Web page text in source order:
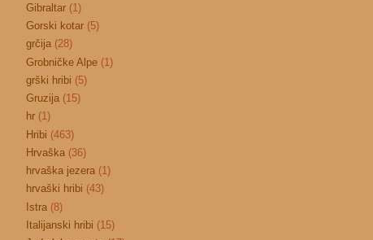
Gibraltar (1)
Gorski kotar (5)
grčija (28)
Grobničke Alpe (1)
grški hribi (5)
Gruzija (15)
hr (1)
Hribi (463)
Hrvaška (36)
hrvaška jezera (1)
hrvaški hribi (43)
Istra (8)
Italijanski hribi (15)